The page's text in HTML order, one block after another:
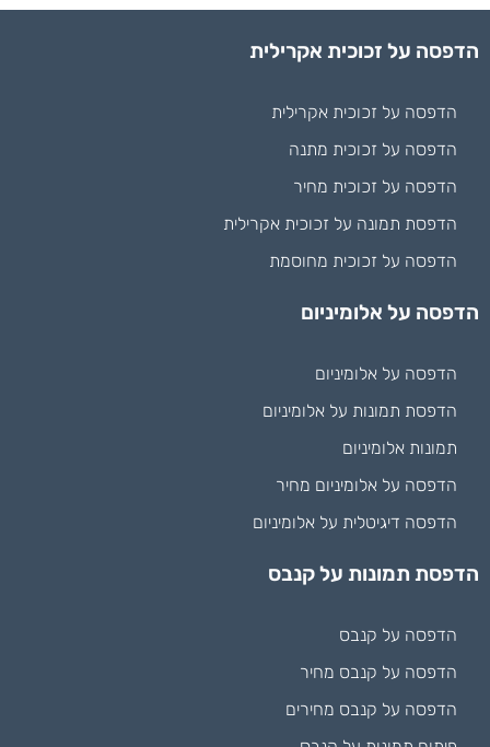
הדפסה על זכוכית אקרילית
הדפסה על זכוכית אקרילית
הדפסה על זכוכית מתנה
הדפסה על זכוכית מחיר
הדפסת תמונה על זכוכית אקרילית
הדפסה על זכוכית מחוסמת
הדפסה על אלומיניום
הדפסה על אלומיניום
הדפסת תמונות על אלומיניום
תמונות אלומיניום
הדפסה על אלומיניום מחיר
הדפסה דיגיטלית על אלומיניום
הדפסת תמונות על קנבס
הדפסה על קנבס
הדפסה על קנבס מחיר
הדפסה על קנבס מחירים